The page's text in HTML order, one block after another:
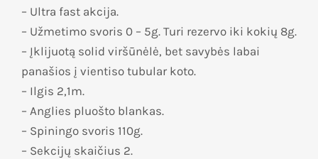
– Ultra fast akcija.
– Užmetimo svoris 0 – 5g. Turi rezervo iki kokių 8g.
– Įklijuotą solid viršūnėlė, bet savybės labai
panašios į vientiso tubular koto.
– Ilgis 2,1m.
– Anglies pluošto blankas.
– Spiningo svoris 110g.
– Sekcijų skaičius 2.